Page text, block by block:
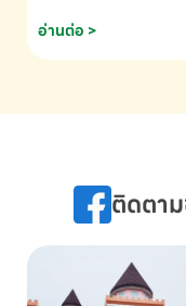
ชมภาพยนตร์ Toy Story 5
(Soundtrack)เพื่อเสริมทัก
ภาษา ผ่านประสบการณ์การ
075-691910
อ่านต่อ >
ติดตาม